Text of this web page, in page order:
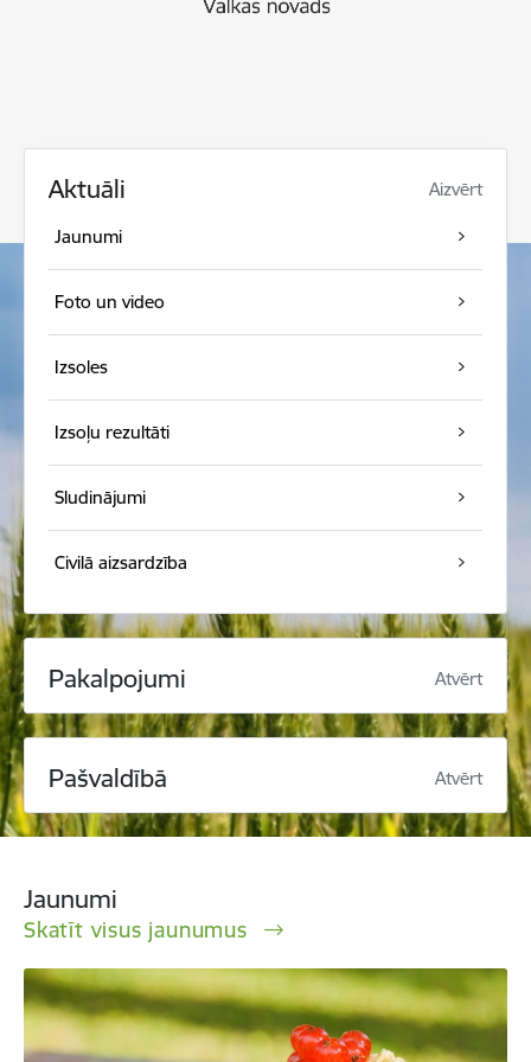
Aktuāli Aizvērt
Jaunumi
Foto un video
Izsoles
Izsoļu rezultāti
Sludinājumi
Civilā aizsardzība
Pakalpojumi Atvērt
Pašvaldībā Atvērt
Jaunumi
Skatīt visus jaunumus